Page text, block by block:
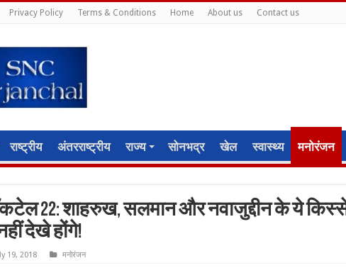
Privacy Policy Terms & Conditions Home About us Contact us
राष्ट्रीय अंतरराष्ट्रीय राज्य सोनभद्र खेल स्वास्थ्य मनोरंजन
22: शाहरुख, सलमान और नवाजुद्दीन के ये
देखे होंगे!
19, 2018 मनोरंजन